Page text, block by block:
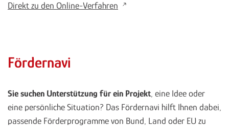
Direkt zu den Online-Verfahren
Fördernavi
Sie suchen Unterstützung für ein Projekt, eine Idee oder
eine persönliche Situation? Das Fördernavi hilft Ihnen dabei,
passende Förderprogramme von Bund, Land oder EU zu